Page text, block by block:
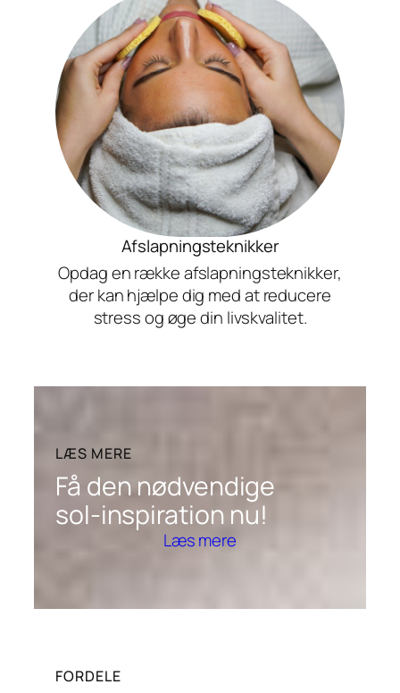
Afslapningsteknikker
Opdag en række afslapningsteknikker,
der kan hjælpe dig med at reducere
stress og øge din livskvalitet.
LÆS MERE
Få den nødvendige
sol-inspiration nu!
Læs mere
FORDELE